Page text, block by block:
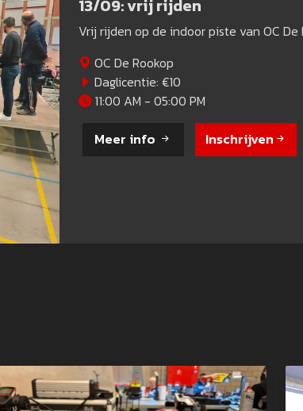
13/09: vrij rijden
Vrij rijden op de indoor piste van OC De
OC De Rookop
Daglicentie: €10
11:00 AM - 05:00 PM
Meer info Inschrijven